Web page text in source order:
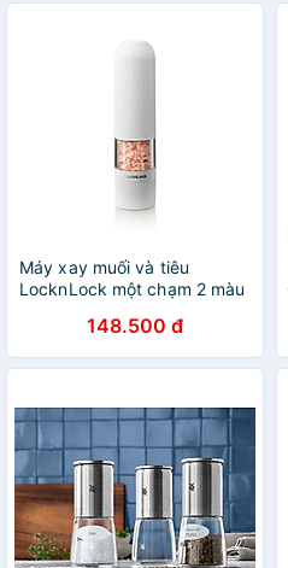
Máy xay muối và tiêu
LocknLock một chạm 2 màu
148.500 đ